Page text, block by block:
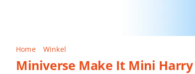
Home Winkel
Miniverse Make It Mini